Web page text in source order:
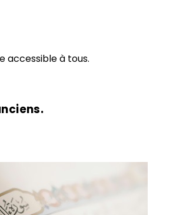
accessible à tous.